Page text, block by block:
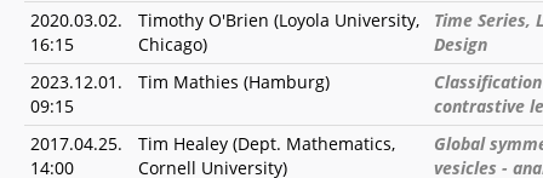
2020.03.02.
16:15
Timothy O'Brien (Loyola University,
Chicago)
Time Series,
Design
2023.12.01.
09:15
Tim Mathies (Hamburg)
contrastive
2017.04.25.
14:00
Tim Healey (Dept. Mathematics,
Cornell University)
Global
vesicles -